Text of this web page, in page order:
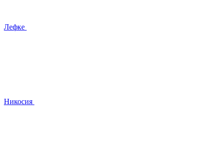
Лефке
Никосия